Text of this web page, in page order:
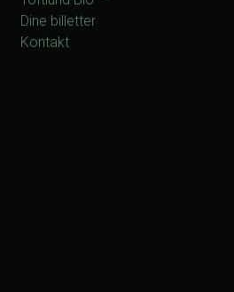
Dine billetter
Kontakt